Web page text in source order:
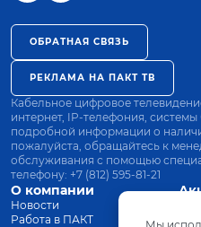
О компании
Новости
Работа в ПАКТ
ОБРАТНАЯ СВЯЗЬ
РЕКЛАМА НА ПАКТ ТВ
Кабельное цифровое
интернет, IP-телефония,
подробной информации о
пожалуйста, обращайтесь к
обслуживания с помощью
телефону: +7 (812) 595-81-21